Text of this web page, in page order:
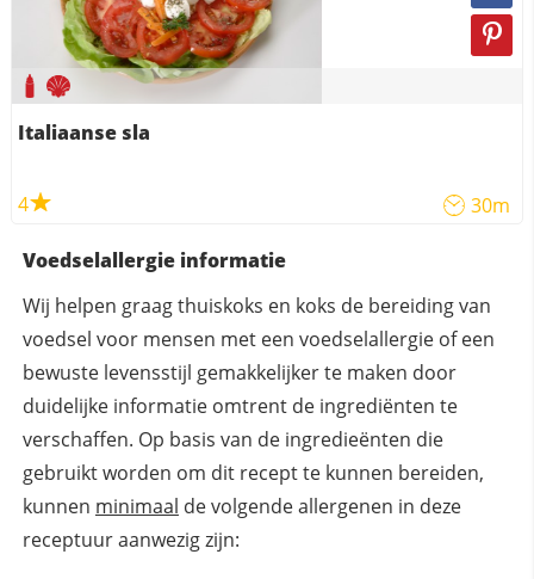
Italiaanse sla
4 30m
Voedselallergie informatie
Wij helpen graag thuiskoks en koks de bereiding van
voedsel voor mensen met een voedselallergie of een
bewuste levensstijl gemakkelijker te maken door
duidelijke informatie omtrent de ingrediënten te
verschaffen. Op basis van de ingredieënten die
gebruikt worden om dit recept te kunnen bereiden,
kunnen minimaal de volgende allergenen in deze
receptuur aanwezig zijn: